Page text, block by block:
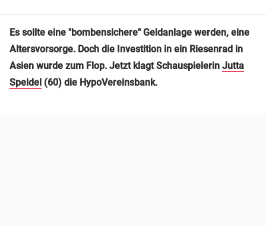
Es sollte eine "bombensichere" Geldanlage werden, eine
Altersvorsorge. Doch die Investition in ein Riesenrad in
Asien wurde zum Flop. Jetzt klagt Schauspielerin Jutta
Speidel (60) die HypoVereinsbank.